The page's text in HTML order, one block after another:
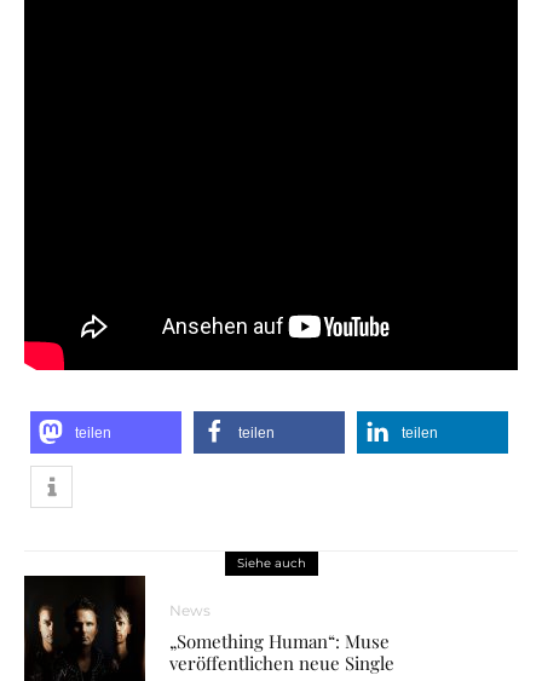
teilen teilen teilen
Siehe auch
News
„Something Human“: Muse
veröffentlichen neue Single